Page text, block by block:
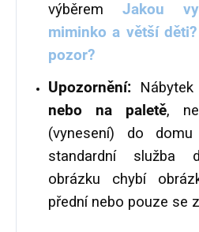
výběrem
Jakou
miminko a větší
pozor?
Upozornění: Nábytek
nebo na paletě,
(vynesení) do
standardní služba
obrázku chybí
přední nebo pouze se